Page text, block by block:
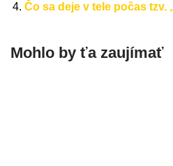
Čo sa deje v tele počas tzv.
Mohlo by ťa zaujímať